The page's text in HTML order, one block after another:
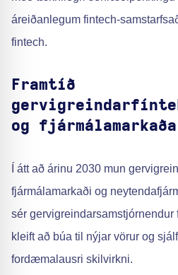
áreiðanlegum fintech-
fintech.
Framtíð
og fjármálamarkaða
Í átt að árinu 2030 mun
fjármálamarkaði og
sér gervigreindarsamstjórnendur
kleift að búa til nýjar vörur og
fordæmalausri skilvirkni.